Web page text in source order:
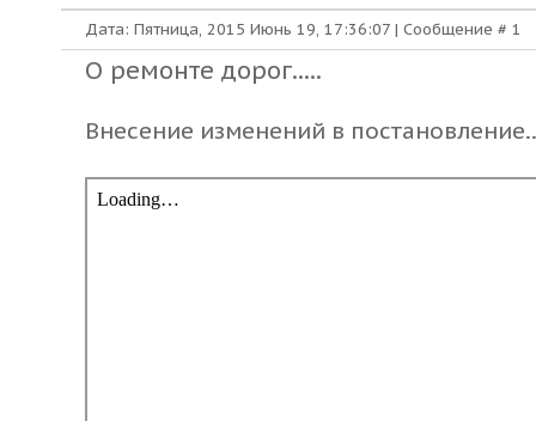
Дата: Пятница, 2015 Июнь 19, 17:36:07 | Сообщение # 1
О ремонте дорог.....
Внесение изменений в